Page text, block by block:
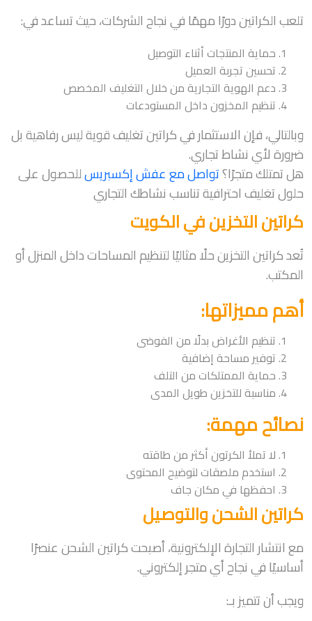
تلعب الكراتين دورًا مهمًا في نجاح الشركات، حيث تساعد في:
حماية المنتجات أثناء التوصيل
تحسين تجربة العميل
دعم الهوية التجارية من خلال التغليف المخصص
تنظيم المخزون داخل المستودعات
وبالتالي، فإن الاستثمار في كراتين تغليف قوية ليس رفاهية بل
ضرورة لأي نشاط تجاري.
هل تمتلك متجرًا؟تواصل مع عفش إكسبريسللحصول على
حلول تغليف احترافية تناسب نشاطك التجاري
كراتين التخزين في الكويت
تُعد كراتين التخزين حلًا مثاليًا لتنظيم المساحات داخل المنزل أو
المكتب.
أهم مميزاتها:
تنظيم الأغراض بدلًا من الفوضى
توفير مساحة إضافية
حماية الممتلكات من التلف
مناسبة للتخزين طويل المدى
نصائح مهمة:
لا تملأ الكرتون أكثر من طاقته
استخدم ملصقات لتوضيح المحتوى
احفظها في مكان جاف
كراتين الشحن والتوصيل
مع انتشار التجارة الإلكترونية، أصبحت كراتين الشحن عنصرًا
أساسيًا في نجاح أي متجر إلكتروني.
ويجب أن تتميز بـ: